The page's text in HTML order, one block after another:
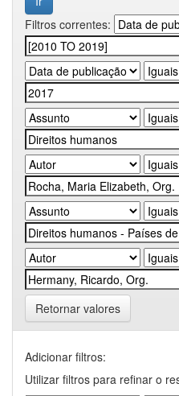
Filtros correntes:
Retornar valores
Adicionar filtros:
Utilizar filtros para refinar o